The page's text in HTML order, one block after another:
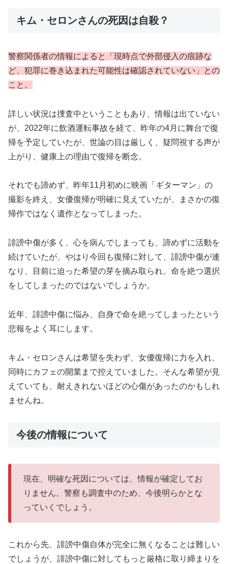
キム・セロンさんの死因は自殺？
警察関係者の情報によると「現時点で外部侵入の痕跡な
ど、犯罪に巻き込まれた可能性は確認されていない」との
こと。
詳しい状況は捜査中ということもあり、情報は出ていない
が、2022年に飲酒運転事故を経て、昨年の4月に舞台で復
帰を予定していたが、世論の目は厳しく、疑問視する声が
上がり、健康上の理由で復帰を断念。
それでも諦めず、昨年11月初めに映画「ギターマン」の
撮影を終え、女優復帰が明確に見えていたが、まさかの復
帰作ではなく遺作となってしまった。
誹謗中傷が多く、心を病んでしまっても、諦めずに活動を
続けていたが、やはり今回も復帰に対して、誹謗中傷が連
なり、目前に迫った希望の芽を摘み取られ、命を絶つ選択
をしてしまったのではないでしょうか。
近年、誹謗中傷に悩み、自身で命を絶ってしまったという
悲報をよく耳にします。
キム・セロンさんは希望を失わず、女優復帰に力を入れ、
同時にカフェの開業まで控えていました。そんな希望が見
えていても、耐えきれないほどの心傷があったのかもしれ
ませんね。
今後の情報について
現在、明確な死因については、情報が確定してお
りません。警察も調査中のため、今後明らかとな
っていくでしょう。
これから先、誹謗中傷自体が完全に無くなることは難しい
でしょうが、誹謗中傷に対してもっと厳格に取り締まりを